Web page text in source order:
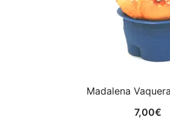
Madalena
7,00€